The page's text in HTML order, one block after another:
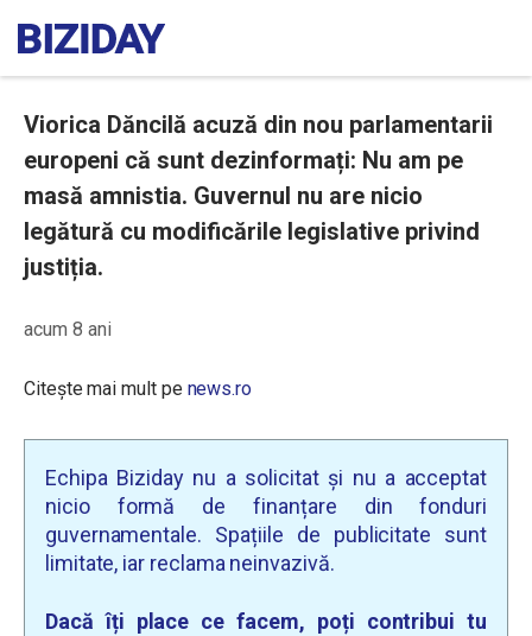
Viorica Dăncilă acuză din nou parlamentarii
europeni că sunt dezinformați: Nu am pe
masă amnistia. Guvernul nu are nicio
legătură cu modificările legislative privind
justiția.
acum 8 ani
Citește mai mult pe news.ro
Echipa Biziday nu a solicitat și nu a acceptat
nicio formă de finanțare din fonduri
guvernamentale. Spațiile de publicitate sunt
limitate, iar reclama neinvazivă.
Dacă îți place ce facem, poți contribui tu